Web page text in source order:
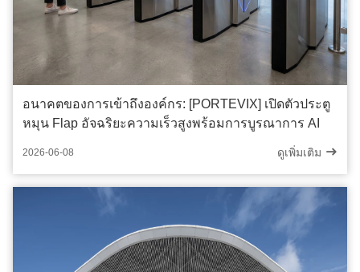
อนาคตของการเข้าถึงองค์กร: [PORTEVIX] เปิดตัวประตู
หมุน Flap อัจฉริยะความเร็วสูงพร้อมการบูรณาการ AI
2026-06-08 ดูเพิ่มเติม